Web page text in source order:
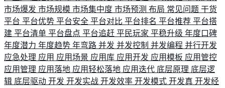
市场爆发 市场规模 市场集中度 市场预测 布局 常见问题 干货
平台 平台优势 平台安全 平台对比 平台排名 平台推荐 平台搭
建 平台清单 平台盘点 平台追赶 平民玩家 平稳升级 年度口碑
年度潜力 年度趋势 年弯路 并发 并发控制 并发编程 并行开发
应急处理 应用 应用场景 应用库 应用开发 应用模板 应用管控
应用管理 应用落地 应用轻松落地 应用迭代 底层原理 底层逻
辑 底层驱动 开发 开发实战 开发效率 开发模式 开发真 开发经